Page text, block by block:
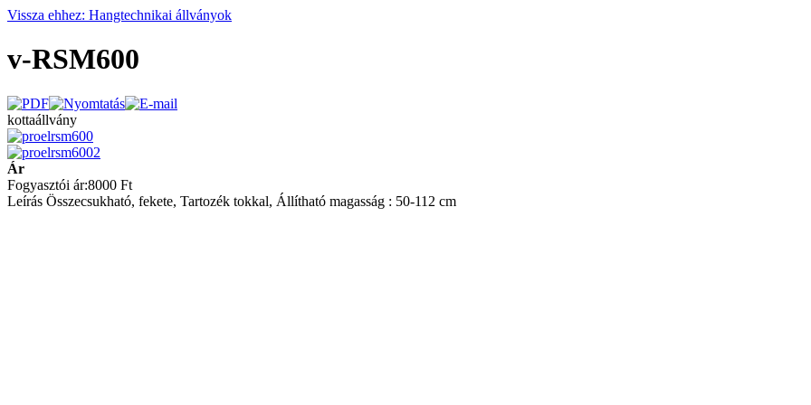
Vissza ehhez: Hangtechnikai állványok
v-RSM600
kottaállvány
Ár
Fogyasztói ár:8000 Ft
Leírás Összecsukható, fekete, Tartozék tokkal, Állítható magasság : 50-112 cm